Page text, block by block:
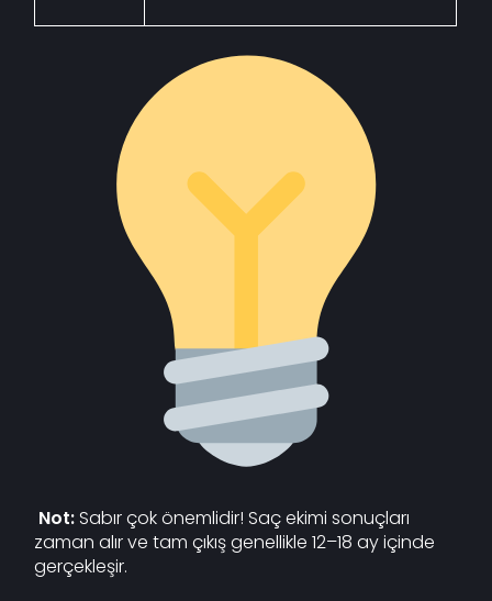
Not: Sabır çok önemlidir! Saç ekimi sonuçları
zaman alır ve tam çıkış genellikle 12–18 ay içinde
gerçekleşir.